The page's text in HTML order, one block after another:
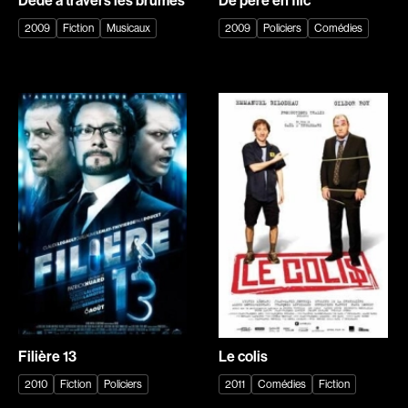
Biron Vincent
Bisaillon Marc
Blatt Jeffrey
Blouin François
Bohdanowicz Sofia
Bohringer Richard
Boire Roger
Boisvert Simon
Boivin Patrick
Bolduc Nicolas
Bolduc Mario
Bonello Bertrand
Bonmariage Manu
Bonnière René
Bonspille Boileau Sonia
Bordeleau Francis
Borsos Phillip
Bostan Elisabeta
Bouchard Miryam
Bouchard Guy
Bouchard Michel
Boucher Jean-Carl
Boujenah Michel
Boulianne Éric K.
Recherche par mots-clés
Films, personnes, entrevues, bandes annonces ...
2009 Fiction Musicaux 2009 Policiers Comédies
Filière 13
2010 Fiction Policiers
Le colis
2011 Comédies Fiction